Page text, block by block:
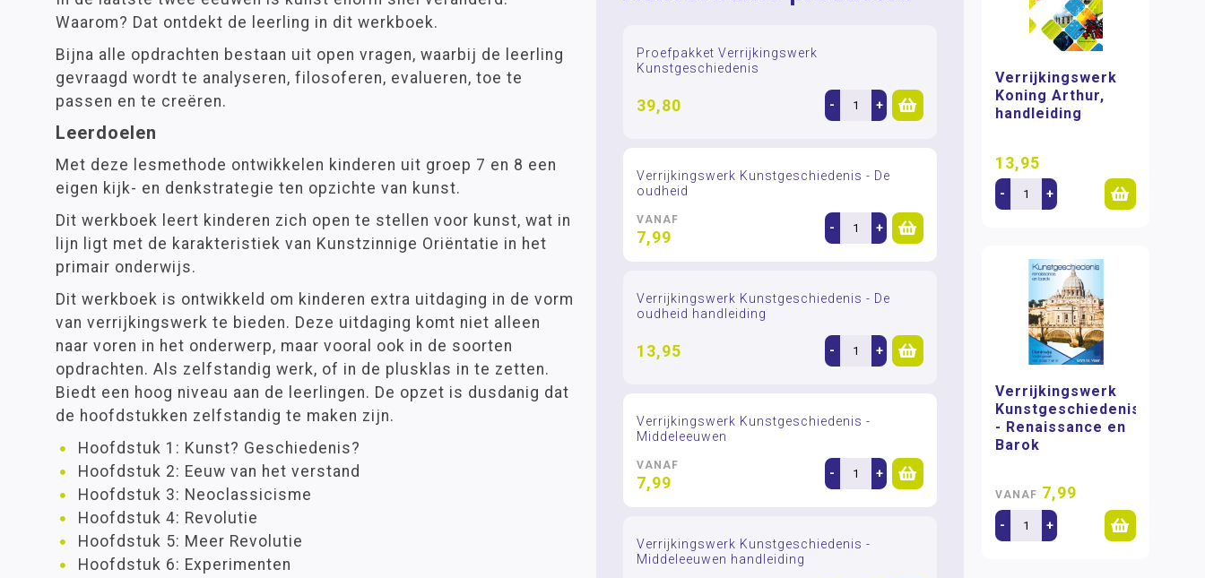
Proefpakket Verrijkingswerk
Kunstgeschiedenis
39,80 - +
Verrijkingswerk Kunstgeschiedenis - De
oudheid
VANAF
7,99 - +
Verrijkingswerk Kunstgeschiedenis - De
oudheid handleiding
13,95 - +
Verrijkingswerk Kunstgeschiedenis -
Middeleeuwen
VANAF
7,99 - +
Verrijkingswerk Kunstgeschiedenis -
Middeleeuwen handleiding
Waarom? Dat ontdekt de leerling in dit werkboek.
Bijna alle opdrachten bestaan uit open vragen, waarbij de leerling
gevraagd wordt te analyseren, filosoferen, evalueren, toe te
passen en te creëren.
Leerdoelen
Met deze lesmethode ontwikkelen kinderen uit groep 7 en 8 een
eigen kijk- en denkstrategie ten opzichte van kunst.
Dit werkboek leert kinderen zich open te stellen voor kunst, wat in
lijn ligt met de karakteristiek van Kunstzinnige Oriëntatie in het
primair onderwijs.
Dit werkboek is ontwikkeld om kinderen extra uitdaging in de vorm
van verrijkingswerk te bieden. Deze uitdaging komt niet alleen
naar voren in het onderwerp, maar vooral ook in de soorten
opdrachten. Als zelfstandig werk, of in de plusklas in te zetten.
Biedt een hoog niveau aan de leerlingen. De opzet is dusdanig dat
de hoofdstukken zelfstandig te maken zijn.
Hoofdstuk 1: Kunst? Geschiedenis?
Hoofdstuk 2: Eeuw van het verstand
Hoofdstuk 3: Neoclassicisme
Hoofdstuk 4: Revolutie
Hoofdstuk 5: Meer Revolutie
Hoofdstuk 6: Experimenten
Verrijkingswerk
Koning Arthur,
handleiding
13,95
- +
Verrijkingswerk
Kunstgeschiedenis
- Renaissance en
Barok
VANAF 7,99
- +